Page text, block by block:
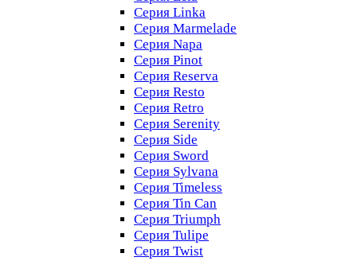
Серия Linka
Серия Marmelade
Серия Napa
Серия Pinot
Серия Reserva
Серия Resto
Серия Retro
Серия Serenity
Серия Side
Серия Sword
Серия Sуlvana
Серия Timeless
Серия Tin Can
Серия Triumph
Серия Tulipe
Серия Twist